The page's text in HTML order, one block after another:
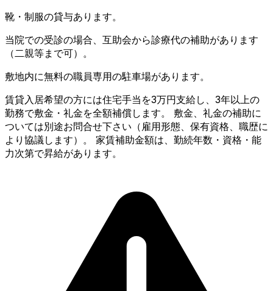
靴・制服の貸与あります。
当院での受診の場合、互助会から診療代の補助があります
（二親等まで可）。
敷地内に無料の職員専用の駐車場があります。
賃貸入居希望の方には住宅手当を3万円支給し、3年以上の
勤務で敷金・礼金を全額補償します。 敷金、礼金の補助に
ついては別途お問合せ下さい（雇用形態、保有資格、職歴に
より協議します）。 家賃補助金額は、勤続年数・資格・能
力次第で昇給があります。